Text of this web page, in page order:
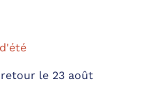
le 23 août